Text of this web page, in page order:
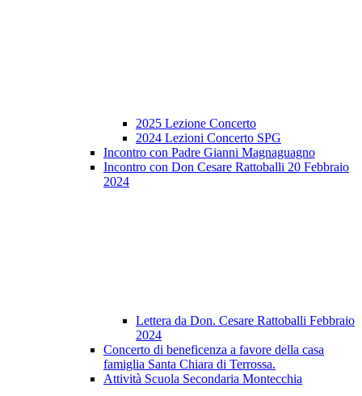
2025 Lezione Concerto
2024 Lezioni Concerto SPG
Incontro con Padre Gianni Magnaguagno
Incontro con Don Cesare Rattoballi 20 Febbraio
2024
Lettera da Don. Cesare Rattoballi Febbraio
2024
Concerto di beneficenza a favore della casa
famiglia Santa Chiara di Terrossa.
Attività Scuola Secondaria Montecchia